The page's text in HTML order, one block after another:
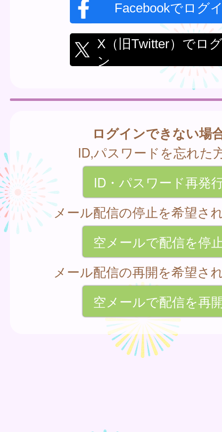
Facebookでログ
X（旧Twitter）でロ
ン
ログインできない場
ID,パスワードを忘れた
ID・パスワード再発
メール配信の停止を希望さ
空メールで配信を停
メール配信の再開を希望さ
空メールで配信を再